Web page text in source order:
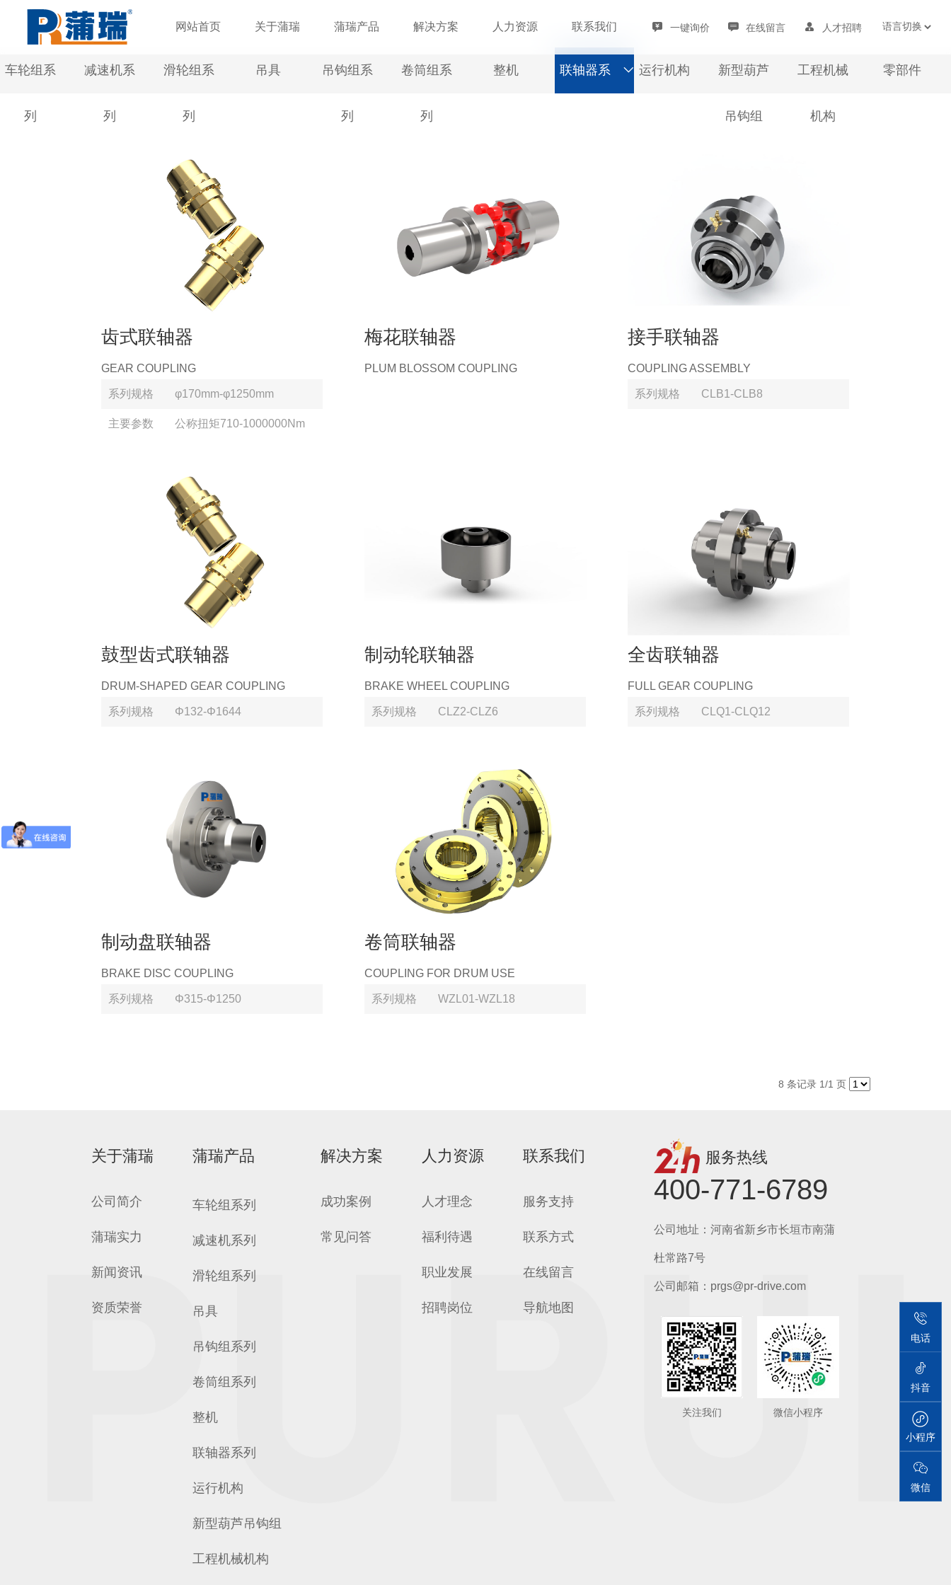
网站首页 关于蒲瑞 蒲瑞产品 解决方案 人力资源 联系我们 一键询价 在线留言 人才招聘
车轮组系
列
减速机系
列
滑轮组系
列
吊具 吊钩组系
列
卷筒组系
列
整机 联轴器系 运行机构 新型葫芦
吊钩组
工程机械
机构
零部件
齿式联轴器
GEAR COUPLING
系列规格 φ170mm-φ1250mm
主要参数 公称扭矩710-1000000Nm
梅花联轴器
PLUM BLOSSOM COUPLING
接手联轴器
COUPLING ASSEMBLY
系列规格 CLB1-CLB8
鼓型齿式联轴器
DRUM-SHAPED GEAR COUPLING
系列规格 Φ132-Φ1644
制动轮联轴器
BRAKE WHEEL COUPLING
系列规格 CLZ2-CLZ6
全齿联轴器
FULL GEAR COUPLING
系列规格 CLQ1-CLQ12
制动盘联轴器
BRAKE DISC COUPLING
系列规格 Φ315-Φ1250
卷筒联轴器
COUPLING FOR DRUM USE
系列规格 WZL01-WZL18
8 条记录 1/1 页
关于蒲瑞
公司简介
蒲瑞实力
新闻资讯
资质荣誉
蒲瑞产品
车轮组系列
减速机系列
滑轮组系列
吊具
吊钩组系列
卷筒组系列
整机
联轴器系列
运行机构
新型葫芦吊钩组
工程机械机构
解决方案
成功案例
常见问答
人力资源
人才理念
福利待遇
职业发展
招聘岗位
联系我们
服务支持
联系方式
在线留言
导航地图
服务热线
400-771-6789
公司地址：河南省新乡市长垣市南蒲
杜常路7号
公司邮箱：prgs@pr-drive.com
关注我们 微信小程序
电话
抖音
小程序
微信